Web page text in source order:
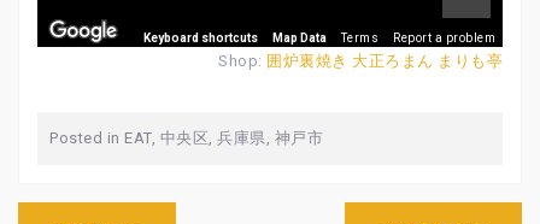
Keyboard shortcuts Map Data Terms Report a problem
Shop: 囲炉裏焼き 大正ろまん まりも亭
Posted in EAT, 中央区, 兵庫県, 神戸市